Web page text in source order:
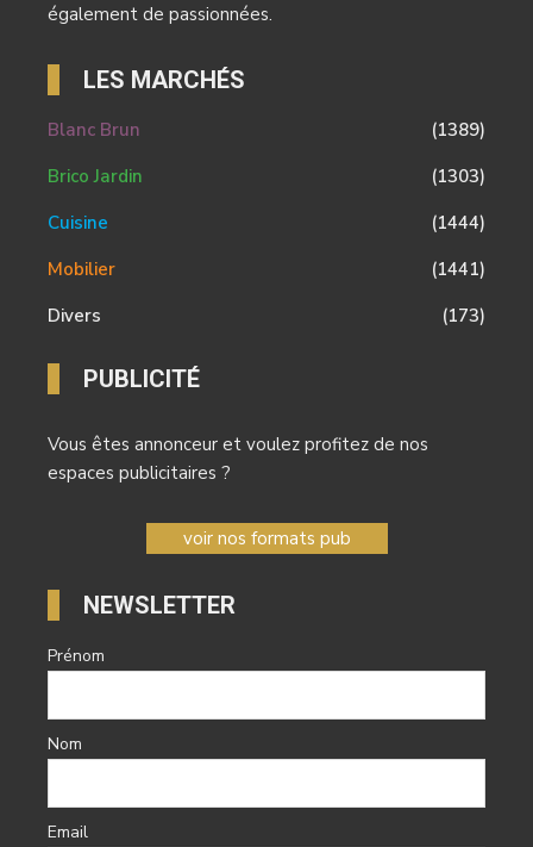
également de passionnées.
LES MARCHÉS
Blanc Brun
(1389)
Brico Jardin
(1303)
Cuisine
(1444)
Mobilier
(1441)
Divers
(173)
PUBLICITÉ
Vous êtes annonceur et voulez profitez de nos
espaces publicitaires ?
voir nos formats pub
NEWSLETTER
Prénom
Nom
Email